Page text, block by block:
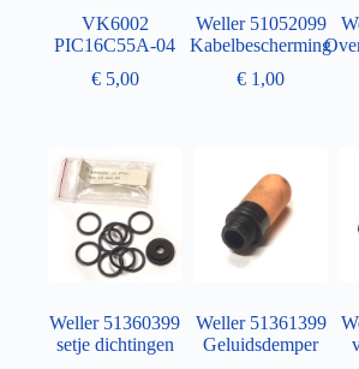
VK6002
PIC16C55A-04
€5,00
Weller 51052099
Kabelbescherming
€ 1,00
Weller 51360399
setje dichtingen
Weller 51361399
Geluidsdemper